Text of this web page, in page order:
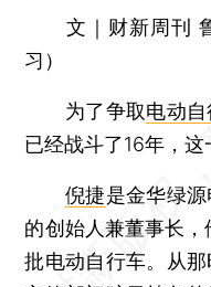
文｜财新周刊
习）
为了争取电动
已经战斗了16年，这
倪捷是金华绿源
的创始人兼董事长
批电动自行车。从